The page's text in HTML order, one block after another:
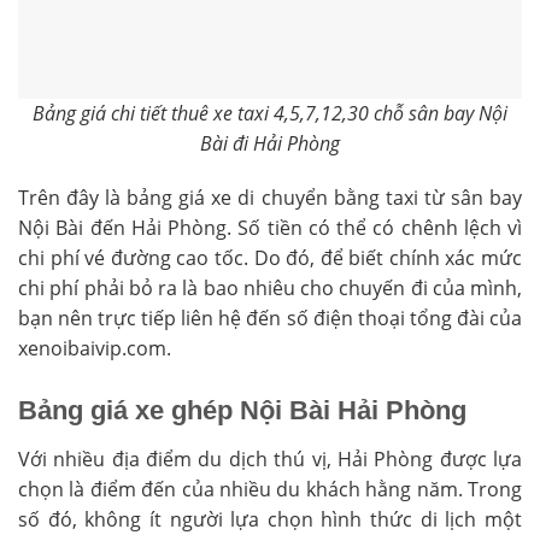
Bảng giá chi tiết thuê xe taxi 4,5,7,12,30 chỗ sân bay Nội
Bài đi Hải Phòng
Trên đây là bảng giá xe di chuyển bằng taxi từ sân bay
Nội Bài đến Hải Phòng. Số tiền có thể có chênh lệch vì
chi phí vé đường cao tốc. Do đó, để biết chính xác mức
chi phí phải bỏ ra là bao nhiêu cho chuyến đi của mình,
bạn nên trực tiếp liên hệ đến số điện thoại tổng đài của
xenoibaivip.com.
Bảng giá xe ghép Nội Bài Hải Phòng
Với nhiều địa điểm du dịch thú vị, Hải Phòng được lựa
chọn là điểm đến của nhiều du khách hằng năm. Trong
số đó, không ít người lựa chọn hình thức di lịch một